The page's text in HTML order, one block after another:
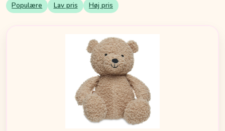
Populære Lav pris Høj pris